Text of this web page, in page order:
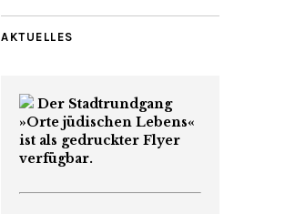
AKTUELLES
Der Stadtrundgang
»Orte jüdischen Lebens«
ist als gedruckter Flyer
verfügbar.